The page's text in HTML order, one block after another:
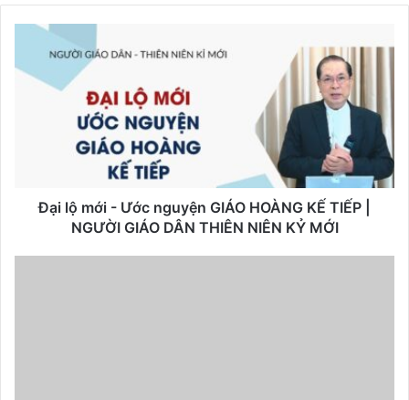
Đại lộ mới - Ước nguyện GIÁO HOÀNG KẾ TIẾP |
NGƯỜI GIÁO DÂN THIÊN NIÊN KỶ MỚI